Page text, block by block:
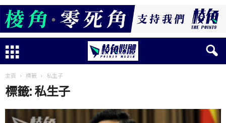
主頁 標籤 私生子
標籤: 私生子